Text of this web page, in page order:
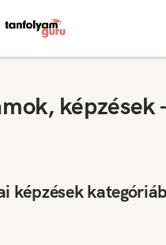
képzések
képzések